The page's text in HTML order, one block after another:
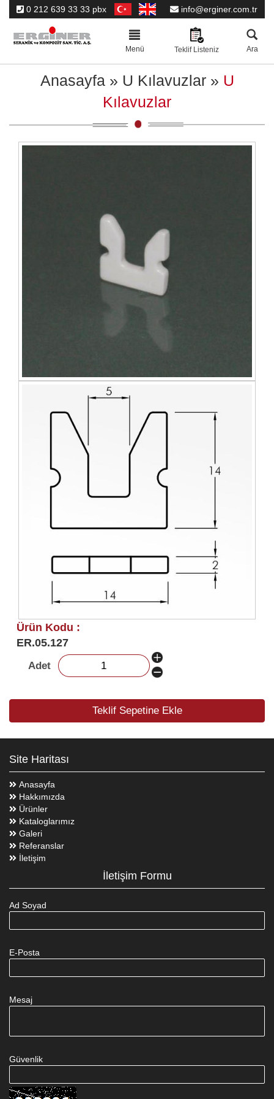
0 212 639 33 33 pbx info@erginer.com.tr
Toggle
navigation
Menü Teklif Listeniz Ara
Anasayfa» U Kılavuzlar» U
Kılavuzlar
Ürün Kodu :
ER.05.127
Adet
Teklif Sepetine Ekle
Site Haritası
Anasayfa
Hakkımızda
Ürünler
Kataloglarımız
Galeri
Referanslar
İletişim
İletişim Formu
Ad Soyad
E-Posta
Mesaj
Güvenlik